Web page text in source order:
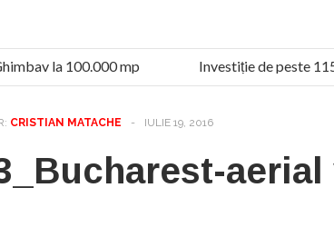
la 100.000 mp Investiție de peste
CRISTIAN MATACHE - IULIE 19, 2016
aerial